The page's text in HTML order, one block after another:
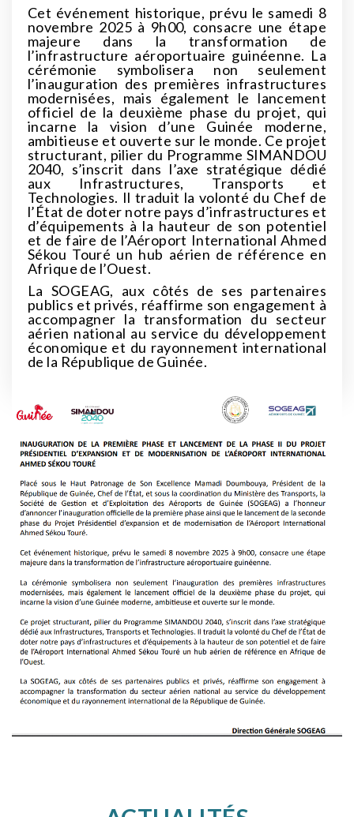
Cet événement historique, prévu le samedi 8
novembre 2025 à 9h00, consacre une étape
majeure dans la transformation de
l’infrastructure aéroportuaire guinéenne. La
cérémonie symbolisera non seulement
l’inauguration des premières infrastructures
modernisées, mais également le lancement
officiel de la deuxième phase du projet, qui
incarne la vision d’une Guinée moderne,
ambitieuse et ouverte sur le monde. Ce projet
structurant, pilier du Programme SIMANDOU
2040, s’inscrit dans l’axe stratégique dédié
aux Infrastructures, Transports et
Technologies. Il traduit la volonté du Chef de
l’État de doter notre pays d’infrastructures et
d’équipements à la hauteur de son potentiel
et de faire de l’Aéroport International Ahmed
Sékou Touré un hub aérien de référence en
Afrique de l’Ouest.
La SOGEAG, aux côtés de ses partenaires
publics et privés, réaffirme son engagement à
accompagner la transformation du secteur
aérien national au service du développement
économique et du rayonnement international
de la République de Guinée.